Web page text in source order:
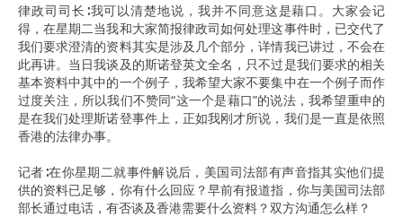
律政司司长∶我可以清楚地说，我并不同意这是藉口。大家会记
得，在星期二当我和大家简报律政司如何处理这事件时，已交代了
我们要求澄清的资料其实是涉及几个部分，详情我已讲过，不会在
此再讲。当日我谈及的斯诺登英文全名，只不过是我们要求的相关
基本资料中其中的一个例子，我希望大家不要集中在一个例子而作
过度关注，所以我们不赞同“这一个是藉口”的说法，我希望重申的
是在我们处理斯诺登事件上，正如我刚才所说，我们是一直是依照
香港的法律办事。
记者∶在你星期二就事件解说后，美国司法部有声音指其实他们提
供的资料已足够，你有什么回应？早前有报道指，你与美国司法部
部长通过电话，有否谈及香港需要什么资料？双方沟通怎么样？